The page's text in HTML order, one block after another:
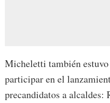
Micheletti también
participar en el
precandidatos a alcaldes: